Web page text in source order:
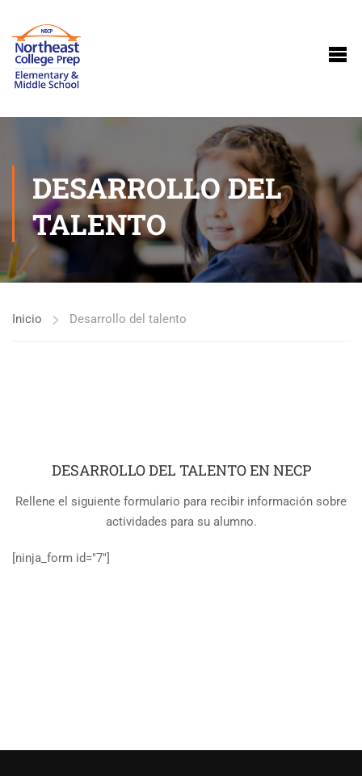
DESARROLLO DEL
TALENTO
Inicio Desarrollo del talento
DESARROLLO DEL TALENTO EN NECP
Rellene el siguiente formulario para recibir información sobre
actividades para su alumno.
[ninja_form id="7″]